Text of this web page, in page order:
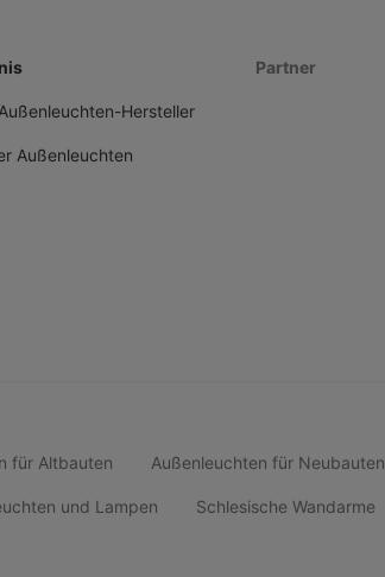
Hersteller
Außenleuchten
Partner
für Altbauten Außenleuchten für Neubauten
und Lampen Schlesische Wandarme